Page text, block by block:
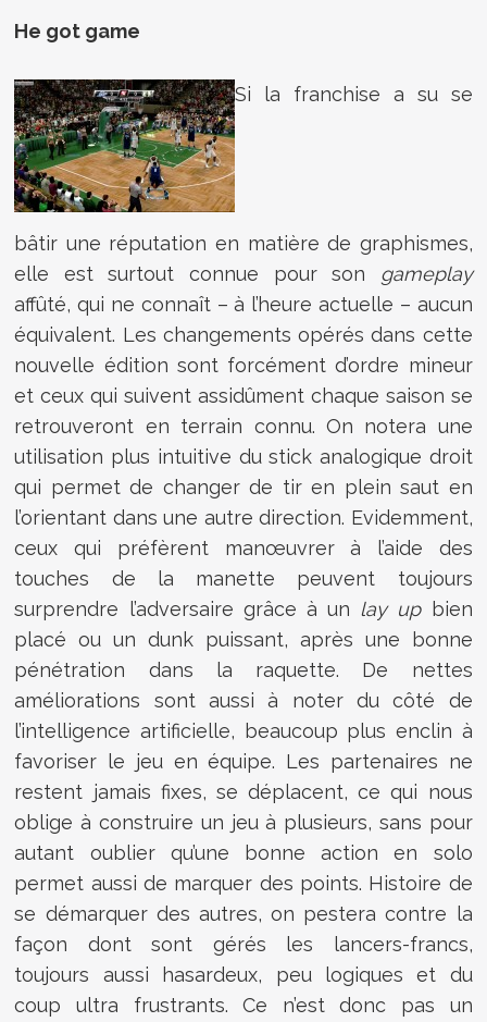
He got game
Si la franchise a su se
bâtir une réputation en matière de graphismes,
elle est surtout connue pour son gameplay
affûté, qui ne connaît – à l’heure actuelle – aucun
équivalent. Les changements opérés dans cette
nouvelle édition sont forcément d’ordre mineur
et ceux qui suivent assidûment chaque saison se
retrouveront en terrain connu. On notera une
utilisation plus intuitive du stick analogique droit
qui permet de changer de tir en plein saut en
l’orientant dans une autre direction. Evidemment,
ceux qui préfèrent manœuvrer à l’aide des
touches de la manette peuvent toujours
surprendre l’adversaire grâce à un lay upbien
placé ou un dunk puissant, après une bonne
pénétration dans la raquette. De nettes
améliorations sont aussi à noter du côté de
l’intelligence artificielle, beaucoup plus enclin à
favoriser le jeu en équipe. Les partenaires ne
restent jamais fixes, se déplacent, ce qui nous
oblige à construire un jeu à plusieurs, sans pour
autant oublier qu’une bonne action en solo
permet aussi de marquer des points. Histoire de
se démarquer des autres, on pestera contre la
façon dont sont gérés les lancers-francs,
toujours aussi hasardeux, peu logiques et du
coup ultra frustrants. Ce n’est donc pas un